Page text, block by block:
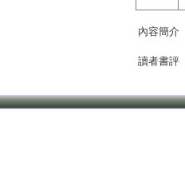
內容簡介
讀者書評